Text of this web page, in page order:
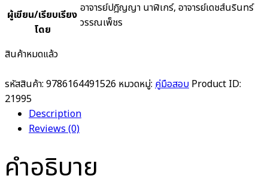
ผู้เขียน/เรียบเรียง
โดย
อาจารย์ปฎิญญา นาฬิเกร์, อาจารย์เดชส์นรินทร์
วรรณเพ็ชร
สินค้าหมดแล้ว
รหัสสินค้า: 9786164491526 หมวดหมู่: คู่มือสอบ Product ID:
21995
Description
Reviews (0)
คำอธิบาย